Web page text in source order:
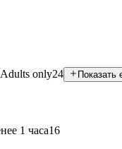
Adults only24 Показать
1 часа16